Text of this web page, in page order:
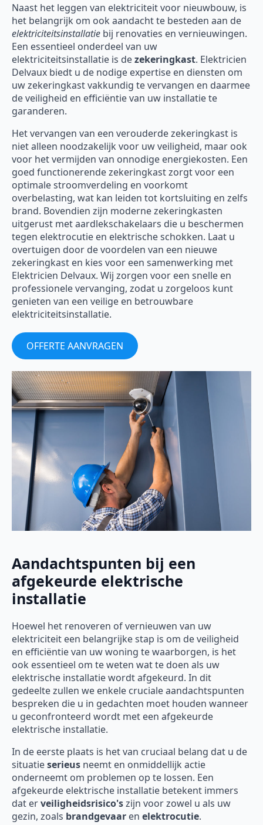
Naast het leggen van elektriciteit voor nieuwbouw, is
het belangrijk om ook aandacht te besteden aan de
elektriciteitsinstallatie bij renovaties en vernieuwingen.
Een essentieel onderdeel van uw
elektriciteitsinstallatie is dezekeringkast. Elektricien
Delvaux biedt u de nodige expertise en diensten om
uw zekeringkast vakkundig te vervangen en daarmee
de veiligheid en efficiëntie van uw installatie te
garanderen.
Het vervangen van een verouderde zekeringkast is
niet alleen noodzakelijk voor uw veiligheid, maar ook
voor het vermijden van onnodige energiekosten. Een
goed functionerende zekeringkast zorgt voor een
optimale stroomverdeling en voorkomt
overbelasting, wat kan leiden tot kortsluiting en zelfs
brand. Bovendien zijn moderne zekeringkasten
uitgerust met aardlekschakelaars die u beschermen
tegen elektrocutie en elektrische schokken. Laat u
overtuigen door de voordelen van een nieuwe
zekeringkast en kies voor een samenwerking met
Elektricien Delvaux. Wij zorgen voor een snelle en
professionele vervanging, zodat u zorgeloos kunt
genieten van een veilige en betrouwbare
elektriciteitsinstallatie.
OFFERTE AANVRAGEN
Aandachtspunten bij een
afgekeurde elektrische
installatie
Hoewel het renoveren of vernieuwen van uw
elektriciteit een belangrijke stap is om de veiligheid
en efficiëntie van uw woning te waarborgen, is het
ook essentieel om te weten wat te doen als uw
elektrische installatie wordt afgekeurd. In dit
gedeelte zullen we enkele cruciale aandachtspunten
bespreken die u in gedachten moet houden wanneer
u geconfronteerd wordt met een afgekeurde
elektrische installatie.
In de eerste plaats is het van cruciaal belang dat u de
situatieserieus neemt en onmiddellijk actie
onderneemt om problemen op te lossen. Een
afgekeurde elektrische installatie betekent immers
dat erveiligheidsrisico'szijn voor zowel u als uw
gezin, zoals brandgevaar en elektrocutie.